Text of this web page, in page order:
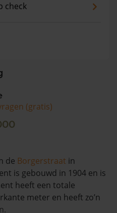
check
(gratis)
de Borgerstraat in
is gebouwd in 1904 en is
heeft een totale
meter en heeft zo’n